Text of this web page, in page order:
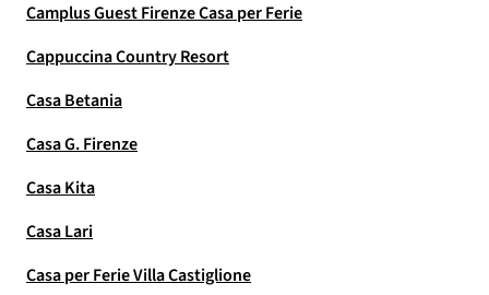
Camplus Guest Firenze Casa per Ferie
Cappuccina Country Resort
Casa Betania
Casa G. Firenze
Casa Kita
Casa Lari
Casa per Ferie Villa Castiglione